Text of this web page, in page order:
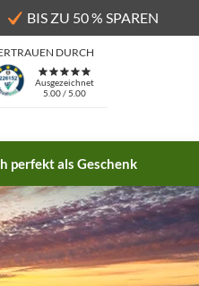
BIS ZU 50 % SPAREN
DURCH
Ausgezeichnet
5.00 / 5.00
perfekt als Geschenk